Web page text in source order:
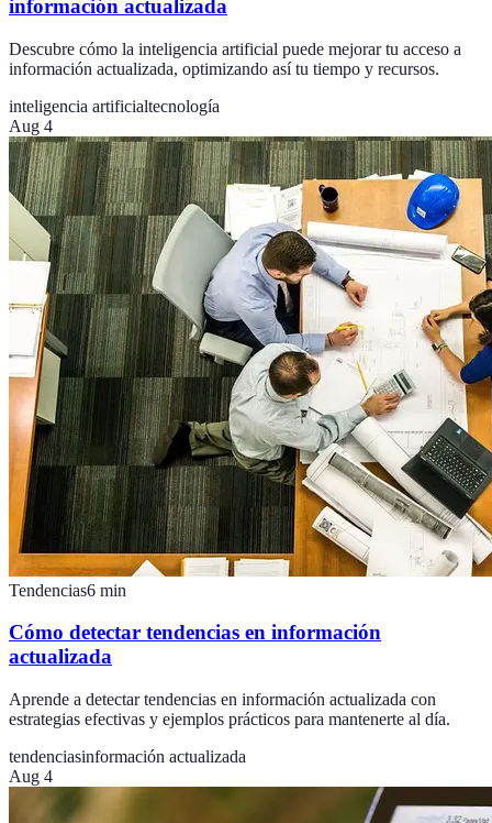
información actualizada
Descubre cómo la inteligencia artificial puede mejorar tu acceso a
información actualizada, optimizando así tu tiempo y recursos.
inteligencia artificialtecnología
Aug 4
Tendencias6 min
Cómo detectar tendencias en información
actualizada
Aprende a detectar tendencias en información actualizada con
estrategias efectivas y ejemplos prácticos para mantenerte al día.
tendenciasinformación actualizada
Aug 4